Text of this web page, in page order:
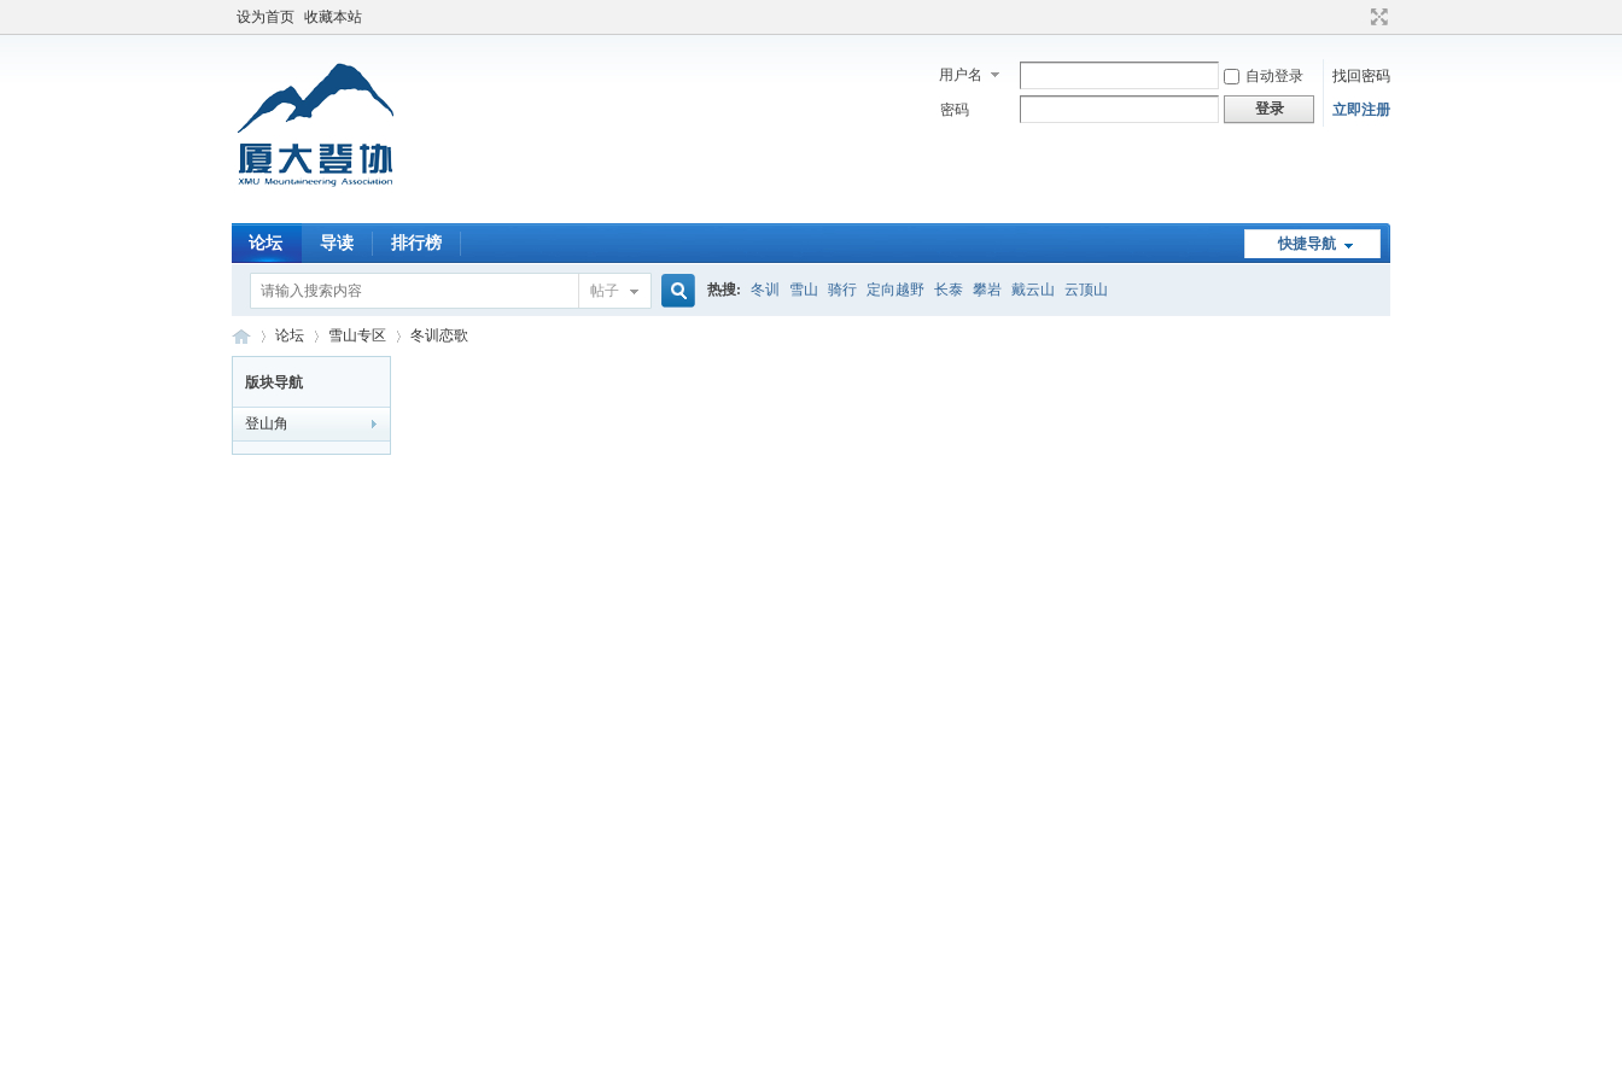
设为首页 收藏本站
用户名 自动登录
找回密码
密码
登录 立即注册
快捷导航
论坛 导读 排行榜
帖子 热搜: 冬训 雪山 骑行 定向越野 长泰 攀岩 戴云山 云顶山
厦 »
论坛
›
雪山专区
›
冬训恋歌
版块导航
登山角